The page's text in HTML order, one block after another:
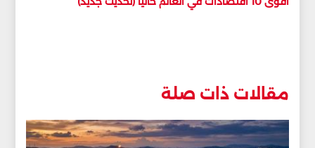
مقالات ذات صلة